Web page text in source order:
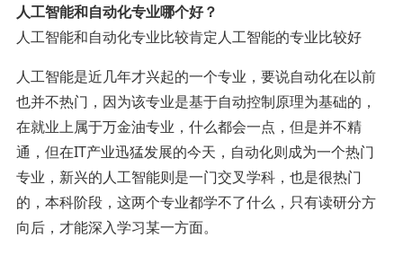
人工智能和自动化专业哪个好？
人工智能和自动化专业比较肯定人工智能的专业比较好
人工智能是近几年才兴起的一个专业，要说自动化在以前
也并不热门，因为该专业是基于自动控制原理为基础的，
在就业上属于万金油专业，什么都会一点，但是并不精
通，但在IT产业迅猛发展的今天，自动化则成为一个热门
专业，新兴的人工智能则是一门交叉学科，也是很热门
的，本科阶段，这两个专业都学不了什么，只有读研分方
向后，才能深入学习某一方面。